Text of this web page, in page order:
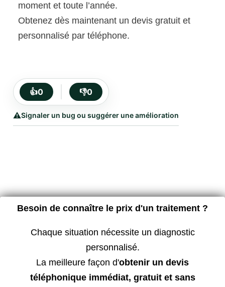
moment et toute l’année.
Obtenez dès maintenant un devis gratuit et
personnalisé par téléphone.
👍0 👎0
⚠️Signaler un bug ou suggérer une amélioration
Besoin de connaître le prix d'un traitement ?
Chaque situation nécessite un diagnostic
personnalisé.
La meilleure façon d'obtenir un devis
téléphonique immédiat, gratuit et sans